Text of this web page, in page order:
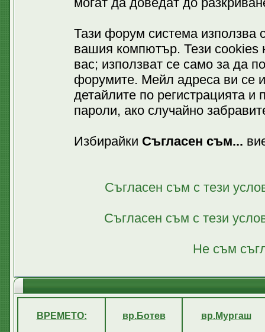
Тази форум система използва
вашия компютър. Тези cookies
вас; използват се само за да
форумите. Мейл адреса ви се
детайлите по регистрацията
пароли, ако случайно
Избирайки Съгласен съм...
Съгласен съм с тези
Съгласен съм с тези
Не съм
ВРЕМЕТО: вр.Ботев вр.Мургаш